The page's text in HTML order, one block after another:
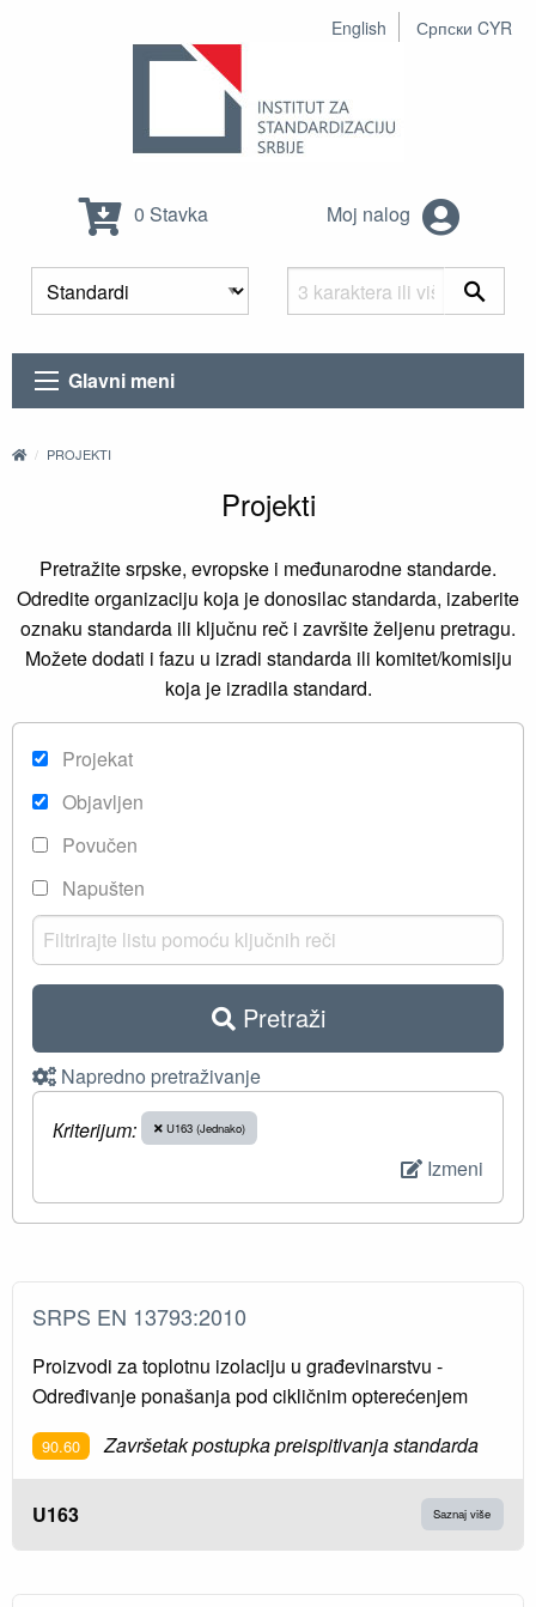
English Српски CYR
0 Stavka Moj nalog
Glavni meni
PROJEKTI
Projekti
Pretražite srpske, evropske i međunarodne standarde.
Odredite organizaciju koja je donosilac standarda, izaberite
oznaku standarda ili ključnu reč i završite željenu pretragu.
Možete dodati i fazu u izradi standarda ili komitet/komisiju
koja je izradila standard.
Projekat
Objavljen
Povučen
Napušten
Pretraži
Napredno pretraživanje
Кriterijum:
U163 (Jednako)
Izmeni
SRPS EN 13793:2010
Proizvodi za toplotnu izolaciju u građevinarstvu -
Određivanje ponašanja pod cikličnim opterećenjem
90.60 Završetak postupka preispitivanja standarda
U163 Saznaj više